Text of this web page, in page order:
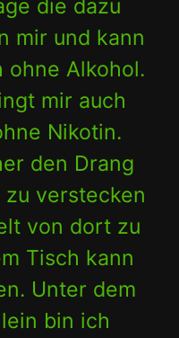
die dazu
mir und kann
ohne Alkohol.
mir auch
Nikotin.
den Drang
verstecken
von dort zu
Tisch kann
Unter dem
bin ich